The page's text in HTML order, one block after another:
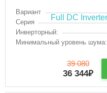
Вариант
Серия
Инверторный:
Минимальный уровень шума:
39 080
36 344₽